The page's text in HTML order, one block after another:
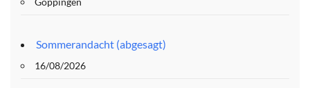
Sommerandacht (abgesagt)
16/08/2026